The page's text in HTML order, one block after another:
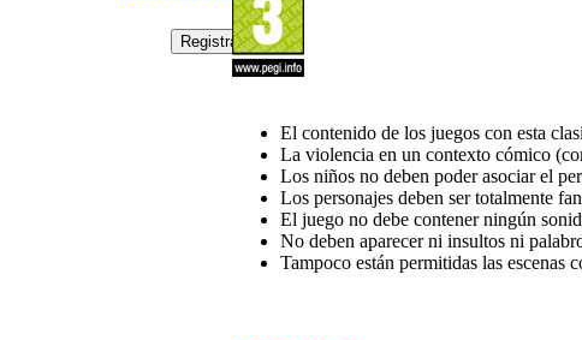
El contenido de los juegos con esta
La violencia en un contexto cómico
Los niños no deben poder asociar el
Los personajes deben ser totalmente
El juego no debe contener ningún
No deben aparecer ni insultos ni
Tampoco están permitidas las escenas